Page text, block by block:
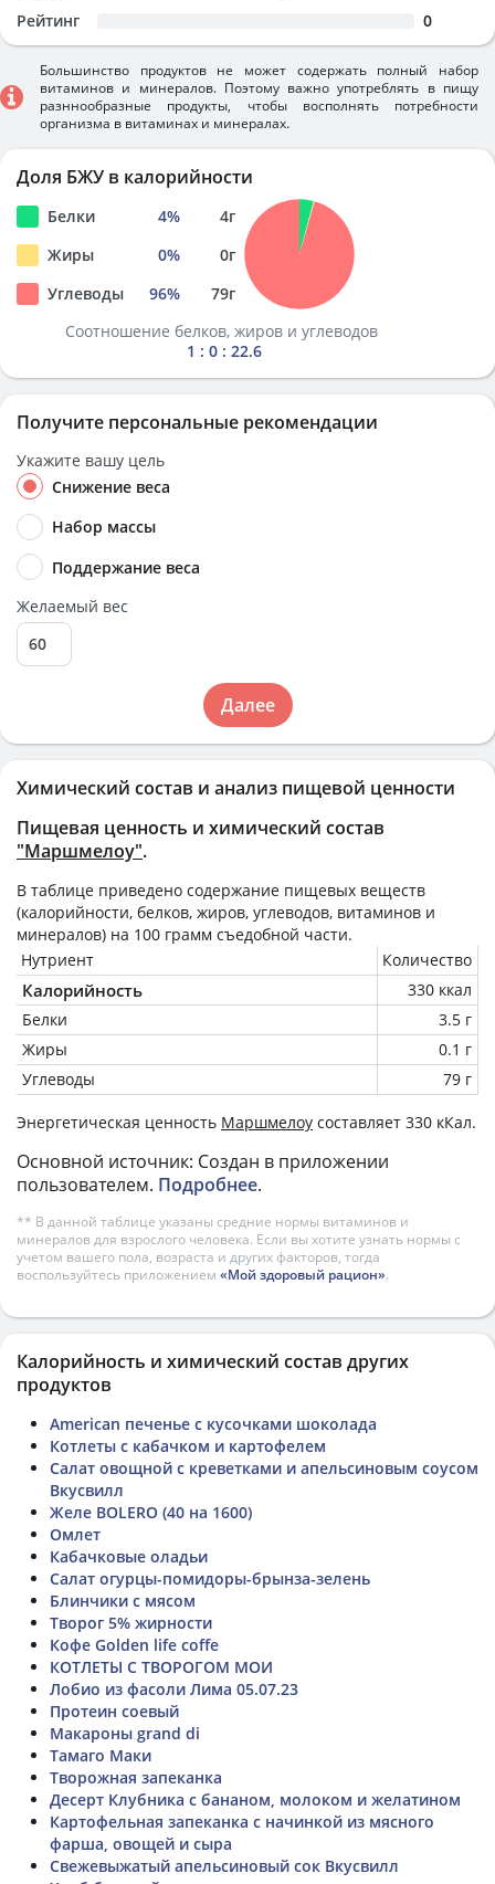
Химический состав и анализ пищевой ценности
Пищевая ценность и химический состав
"Маршмелоу".
В таблице приведено содержание пищевых веществ
(калорийности, белков, жиров, углеводов, витаминов и
минералов) на 100 грамм съедобной части.
Нутриент
Количество
Калорийность
330 ккал
Белки
3.5 г
Жиры
0.1 г
Углеводы
79 г
Энергетическая ценность Маршмелоу составляет 330 кКал.
Основной источник: Создан в приложении
пользователем. Подробнее.
** В данной таблице указаны средние нормы витаминов и
минералов для взрослого человека. Если вы хотите узнать нормы с
учетом вашего пола, возраста и других факторов, тогда
воспользуйтесь приложением «Мой здоровый рацион».
Рейтинг 0
Большинство продуктов не может содержать полный набор
витаминов и минералов. Поэтому важно употреблять в пищу
разннообразные продукты, чтобы восполнять потребности
организма в витаминах и минералах.
Доля БЖУ в калорийности
Белки 4% 4г
Жиры
0% 0г
Углеводы
96% 79г
Соотношение белков, жиров и углеводов
1 : 0 : 22.6
Получите персональные рекомендации
Укажите вашу цель
Снижение веса
Набор массы
Поддержание веса
Желаемый вес
Далее
Калорийность и химический состав других
продуктов
American печенье с кусочками шоколада
Котлеты с кабачком и картофелем
Салат овощной с креветками и апельсиновым соусом
Вкусвилл
Желе BOLERO (40 на 1600)
Омлет
Кабачковые оладьи
Салат огурцы-помидоры-брынза-зелень
Блинчики с мясом
Творог 5% жирности
Кофе Golden life coffe
КОТЛЕТЫ С ТВОРОГОМ МОИ
Лобио из фасоли Лима 05.07.23
Протеин соевый
Макароны grand di
Тамаго Маки
Творожная запеканка
Десерт Клубника с бананом, молоком и желатином
Картофельная запеканка с начинкой из мясного
фарша, овощей и сыра
Свежевыжатый апельсиновый сок Вкусвилл